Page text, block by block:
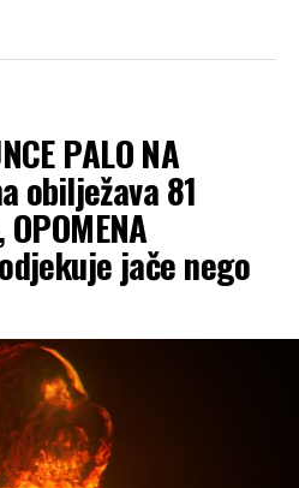
PALO NA
obilježava 81
odjekuje jače nego